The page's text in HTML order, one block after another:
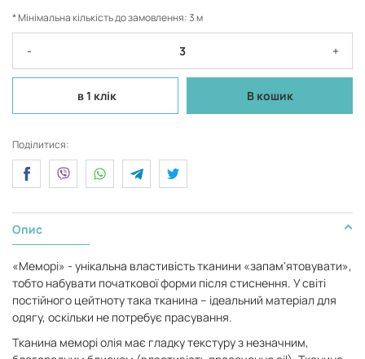
* Мінімальна кількість до замовлення: 3 м
- +
в 1 клік В кошик
Поділитися:
Опис
«Меморі» - унікальна властивість тканини «запам'ятовувати»,
тобто набувати початкової форми після стиснення. У світі
постійного цейтноту така тканина – ідеальний матеріал для
одягу, оскільки не потребує прасування.
Тканина меморі олія має гладку текстуру з незначним,